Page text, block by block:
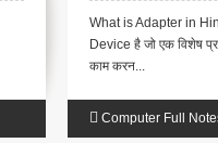
What is Adapter in
Device है जो एक विशेष
काम करन...
Computer Full